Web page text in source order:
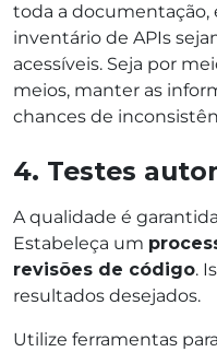
toda a documentação,
inventário de APIs
acessíveis. Seja por
meios, manter as
chances de
4. Testes
A qualidade é
Estabeleça um
revisões de código.
resultados desejados.
Utilize ferramentas